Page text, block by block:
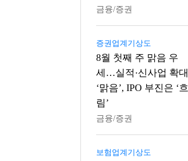
금융/증권
증권업계기상도
8월 첫째 주 맑음 우
세…실적·신사업 확대
‘맑음’, IPO 부진은 ‘흐
림’
금융/증권
보험업계기상도